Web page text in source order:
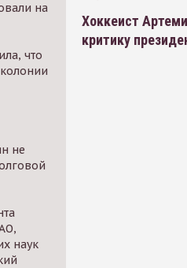
на
что
не
наук
Хоккеист
критику